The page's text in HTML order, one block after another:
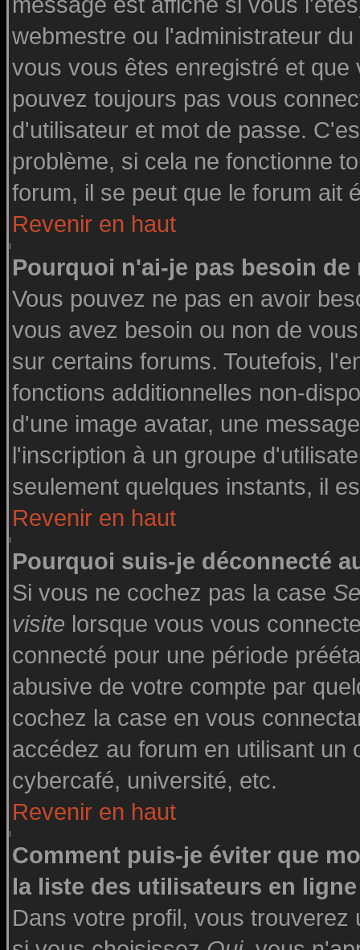
webmestre ou l'administrateur
vous vous êtes enregistré et
pouvez toujours pas vous
d'utilisateur et mot de passe.
problème, si cela ne fonctionne
forum, il se peut que le forum ait
Revenir en haut
Pourquoi n'ai-je pas besoin
Vous pouvez ne pas en avoir
vous avez besoin ou non de
sur certains forums. Toutefois,
fonctions additionnelles non-
d'une image avatar, une
l'inscription à un groupe
seulement quelques instants, il
Revenir en haut
Pourquoi suis-je déconnecté
Si vous ne cochez pas la case
visite lorsque vous vous
connecté pour une période
abusive de votre compte par
cochez la case en vous
accédez au forum en utilisant un
cybercafé, université, etc.
Revenir en haut
Comment puis-je éviter que
la liste des utilisateurs en
Dans votre profil, vous trouverez